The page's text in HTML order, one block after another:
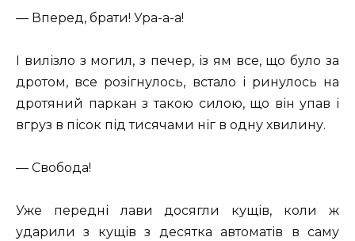
— Вперед, брати! Ура-а-а!
І вилізло з могил, з печер, із ям все, що було за
дротом, все розігнулось, встало і ринулось на
дротяний паркан з такою силою, що він упав і
вгруз в пісок під тисячами ніг в одну хвилину.
— Свобода!
Уже передні лави досягли кущів, коли ж
ударили з кущів з десятка автоматів в саму